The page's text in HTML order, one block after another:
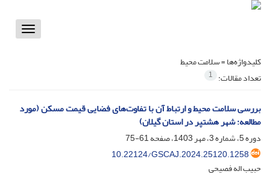
Toggle
کلیدواژه‌ها =سلامت محیط
تعداد مقالات: 1
بررسی سلامت محیط و ارتباط آن با تفاوت‌های فضایی قیمت مسکن (مورد
مطالعه: شهر هشتپر در استان گیلان)
دوره 5، شماره 3، مهر 1403، صفحه
61-75
10.22124/GSCAJ.2024.25120.1258
حبیب اله فصیحی